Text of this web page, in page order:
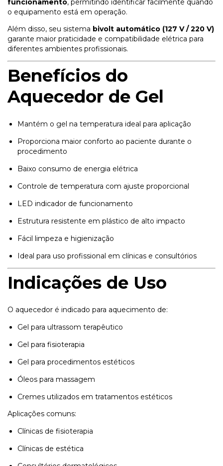
funcionamento, permitindo identificar facilmente quando
o equipamento está em operação.
Além disso, seu sistema bivolt automático (127 V / 220 V)
garante maior praticidade e compatibilidade elétrica para
diferentes ambientes profissionais.
Benefícios do
Aquecedor de Gel
Mantém o gel na temperatura ideal para aplicação
Proporciona maior conforto ao paciente durante o
procedimento
Baixo consumo de energia elétrica
Controle de temperatura com ajuste proporcional
LED indicador de funcionamento
Estrutura resistente em plástico de alto impacto
Fácil limpeza e higienização
Ideal para uso profissional em clínicas e consultórios
Indicações de Uso
O aquecedor é indicado para aquecimento de:
Gel para ultrassom terapêutico
Gel para fisioterapia
Gel para procedimentos estéticos
Óleos para massagem
Cremes utilizados em tratamentos estéticos
Aplicações comuns:
Clínicas de fisioterapia
Clínicas de estética